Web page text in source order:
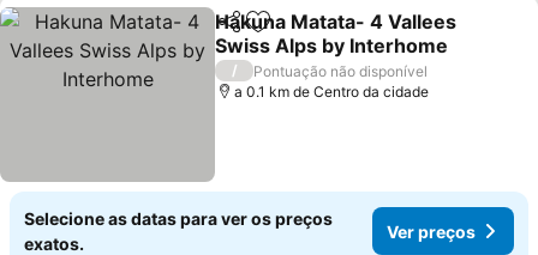
PartilharAdicionar aos favoritos
Hakuna Matata- 4 Vallees
Swiss Alps by Interhome
/
Pontuação não disponível
a 0.1 km de Centro da cidade
Selecione as datas para ver os preços
exatos.
Ver preços